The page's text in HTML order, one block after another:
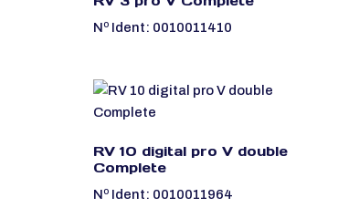
Nº Ident: 0010011410
RV 10 digital pro V double
Complete
Nº Ident: 0010011964